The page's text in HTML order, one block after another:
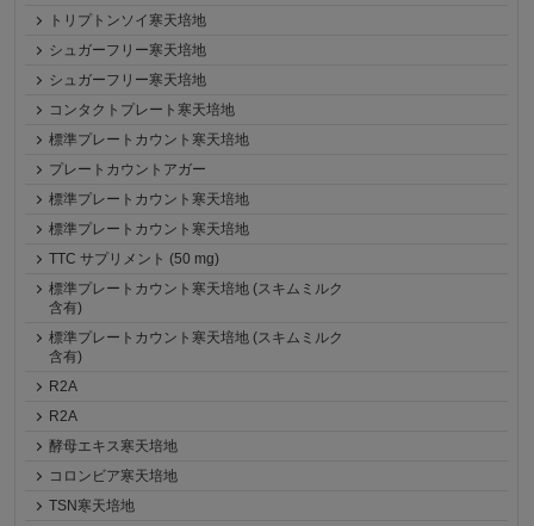
トリプトンソイ寒天培地
シュガーフリー寒天培地
シュガーフリー寒天培地
コンタクトプレート寒天培地
標準プレートカウント寒天培地
プレートカウントアガー
標準プレートカウント寒天培地
標準プレートカウント寒天培地
TTC サプリメント (50 mg)
標準プレートカウント寒天培地 (スキムミルク
含有)
標準プレートカウント寒天培地 (スキムミルク
含有)
R2A
R2A
酵母エキス寒天培地
コロンビア寒天培地
TSN寒天培地